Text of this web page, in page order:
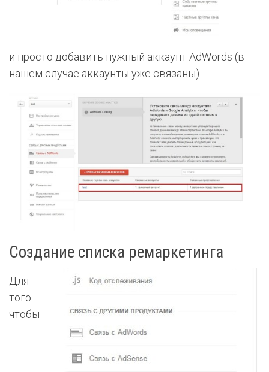
и просто добавить нужный аккаунт AdWords (в
нашем случае аккаунты уже связаны).
Создание списка ремаркетинга
Для
того
чтобы